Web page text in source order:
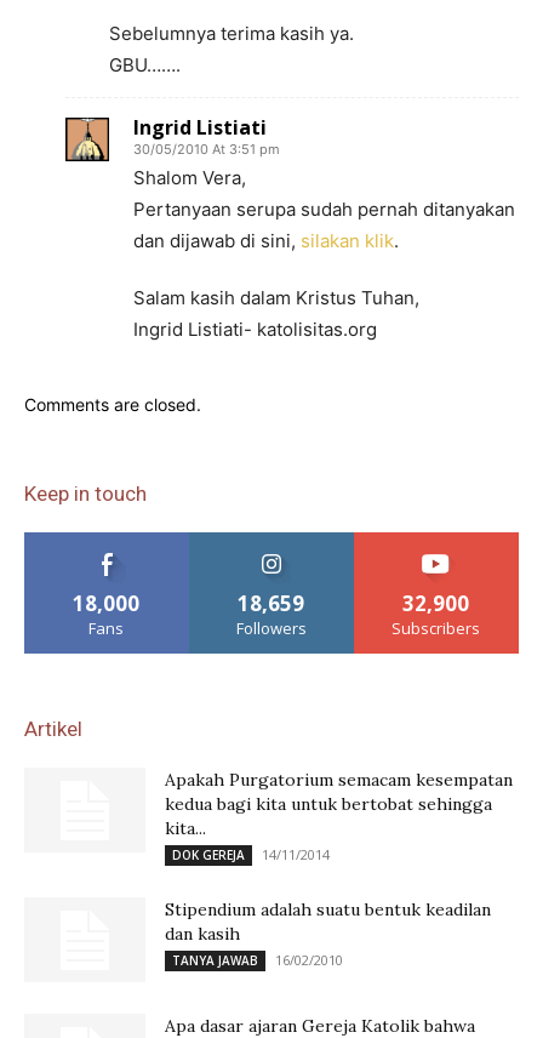
Sebelumnya terima kasih ya.
GBU…….
Ingrid Listiati
30/05/2010 At 3:51 pm
Shalom Vera,
Pertanyaan serupa sudah pernah ditanyakan
dan dijawab di sini, silakan klik.
Salam kasih dalam Kristus Tuhan,
Ingrid Listiati- katolisitas.org
Comments are closed.
Keep in touch
18,000
Fans
18,659
Followers
32,900
Subscribers
Artikel
Apakah Purgatorium semacam kesempatan
kedua bagi kita untuk bertobat sehingga
kita...
DOK GEREJA 14/11/2014
Stipendium adalah suatu bentuk keadilan
dan kasih
TANYA JAWAB 16/02/2010
Apa dasar ajaran Gereja Katolik bahwa